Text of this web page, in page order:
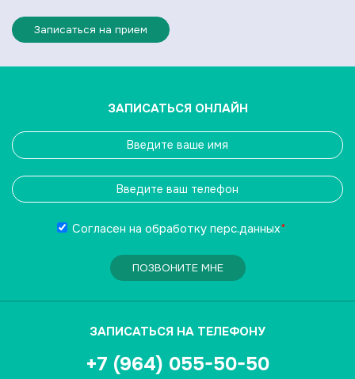
Записаться на прием
ЗАПИСАТЬСЯ ОНЛАЙН
Согласен на обработку перс.данных*
ПОЗВОНИТЕ МНЕ
ЗАПИСАТЬСЯ НА ТЕЛЕФОНУ
+7 (964) 055-50-50